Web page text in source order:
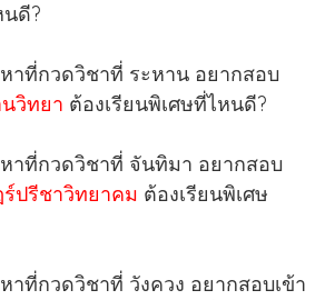
นดี?
าที่กวดวิชาที่ ระหาน อยากสอบ
วิทยา ต้องเรียนพิเศษที่ไหนดี?
าที่กวดวิชาที่ จันทิมา อยากสอบ
ร์ปรีชาวิทยาคม ต้องเรียนพิเศษ
าที่กวดวิชาที่ วังควง อยากสอบเข้า